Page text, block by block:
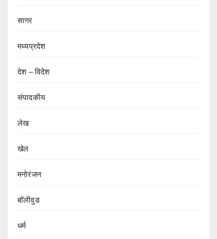
सागर
मध्यप्रदेश
देश – विदेश
संपादकीय
लेख
खेल
मनोरंजन
बॉलीवुड
धर्म